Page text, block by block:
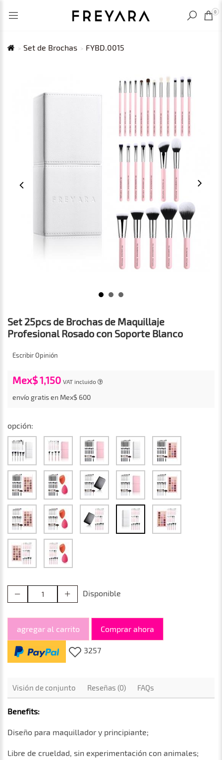
MXN
VISTO RECIENTEMENTE 0
Set de Brochas FYBD.0015
Set 25pcs de Brochas de Maquillaje
Profesional Rosado con Soporte Blanco
Escribir Opinión
Mex$ 1,150 VAT incluido
envío gratis en Mex$ 600
opción:
Disponible
agregar al carrito Comprar ahora
3257
Visión de conjunto Reseñas (0) FAQs
Benefits:
Diseño para maquillador y principiante;
Libre de crueldad, sin experimentación con animales;